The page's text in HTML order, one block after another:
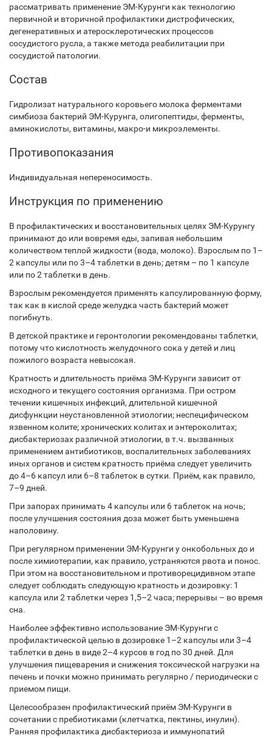
рассматривать применение ЭМ-Курунги как технологию
первичной и вторичной профилактики дистрофических,
дегенеративных и атеросклеротических процессов
сосудистого русла, а также метода реабилитации при
сосудистой патологии.
Состав
Гидролизат натурального коровьего молока ферментами
симбиоза бактерий ЭМ-Курунга, олигопептиды, ферменты,
аминокислоты, витамины, макро-и микроэлементы.
Противопоказания
Индивидуальная непереносимость.
Инструкция по применению
В профилактических и восстановительных целях ЭМ-Курунгу
принимают до или вовремя еды, запивая небольшим
количеством теплой жидкости (вода, молоко). Взрослым по 1–
2 капсулы или по 3–4 таблетки в день; детям – по 1 капсуле
или по 2 таблетки в день.
Взрослым рекомендуется применять капсулированную форму,
так как в кислой среде желудка часть бактерий может
погибнуть.
В детской практике и геронтологии рекомендованы таблетки,
потому что кислотность желудочного сока у детей и лиц
пожилого возраста невысокая.
Кратность и длительность приёма ЭМ-Курунги зависит от
исходного и текущего состояния организма. При остром
течении кишечных инфекций, длительной кишечной
дисфункции неустановленной этиологии; неспецифическом
язвенном колите; хронических колитах и энтероколитах;
дисбактериозах различной этиологии, в т.ч. вызванных
применением антибиотиков, воспалительных заболеваниях
иных органов и систем кратность приёма следует увеличить
до 4–6 капсул или 6–8 таблеток в сутки. Приём, как правило,
7–9 дней.
При запорах принимать 4 капсулы или 6 таблеток на ночь;
после улучшения состояния доза может быть уменьшена
наполовину.
При регулярном применении ЭМ-Курунги у онкобольных до и
после химиотерапии, как правило, устраняются рвота и понос.
При этом на восстановительном и противорецидивном этапе
следует соблюдать следующую кратность и дозировку: 1
капсула или 2 таблетки через 1,5–2 часа; перерывы – во время
сна.
Наиболее эффективно использование ЭМ-Курунги с
профилактической целью в дозировке 1–2 капсулы или 3–4
таблетки в день в виде 2–4 курсов в год по 30 дней. Для
улучшения пищеварения и снижения токсической нагрузки на
печень и почки можно принимать регулярно / периодически с
приемом пищи.
Целесообразен профилактический приём ЭМ-Курунги в
сочетании с пребиотиками (клетчатка, пектины, инулин).
Ранняя профилактика дисбактериоза и иммунопатий